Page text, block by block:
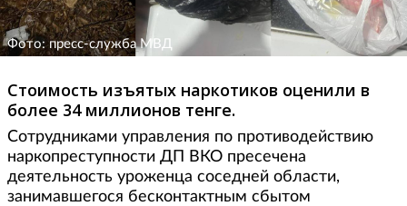
Фото: пресс-служба МВД
Стоимость изъятых наркотиков оценили в
более 34 миллионов тенге.
Сотрудниками управления по противодействию
наркопреступности ДП ВКО пресечена
деятельность уроженца соседней области,
занимавшегося бесконтактным сбытом